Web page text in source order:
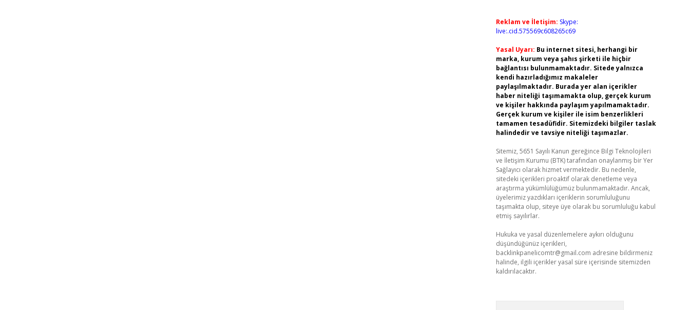
Reklam ve İletişim: Skype:
live:.cid.575569c608265c69
Yasal Uyarı: Bu internet sitesi, herhangi bir
marka, kurum veya şahıs şirketi ile hiçbir
bağlantısı bulunmamaktadır. Sitede yalnızca
kendi hazırladığımız makaleler
paylaşılmaktadır. Burada yer alan içerikler
haber niteliği taşımamakta olup, gerçek kurum
ve kişiler hakkında paylaşım yapılmamaktadır.
Gerçek kurum ve kişiler ile isim benzerlikleri
tamamen tesadüfidir. Sitemizdeki bilgiler taslak
halindedir ve tavsiye niteliği taşımazlar.
Sitemiz, 5651 Sayılı Kanun gereğince Bilgi Teknolojileri
ve İletişim Kurumu (BTK) tarafından onaylanmış bir Yer
Sağlayıcı olarak hizmet vermektedir. Bu nedenle,
sitedeki içerikleri proaktif olarak denetleme veya
araştırma yükümlülüğümüz bulunmamaktadır. Ancak,
üyelerimiz yazdıkları içeriklerin sorumluluğunu
taşımakta olup, siteye üye olarak bu sorumluluğu kabul
etmiş sayılırlar.
Hukuka ve yasal düzenlemelere aykırı olduğunu
düşündüğünüz içerikleri,
backlinkpanelicomtr@gmail.com adresine bildirmeniz
halinde, ilgili içerikler yasal süre içerisinde sitemizden
kaldırılacaktır.